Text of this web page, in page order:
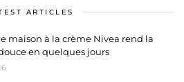
ARTICLES
maison à la crème Nivea rend la
en quelques jours